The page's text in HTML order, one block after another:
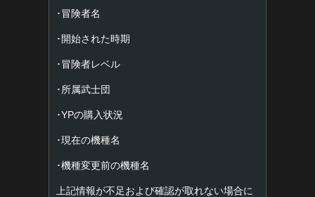
･冒険者名
･開始された時期
･冒険者レベル
･所属武士団
･YPの購入状況
･現在の機種名
･機種変更前の機種名
上記情報が不足および確認が取れない場合に